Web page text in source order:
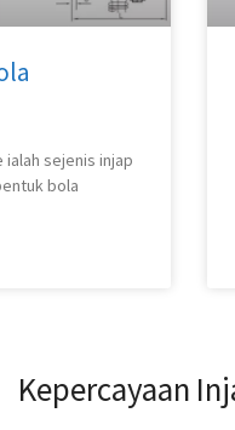
ialah sejenis injap
bola
Kepercayaan